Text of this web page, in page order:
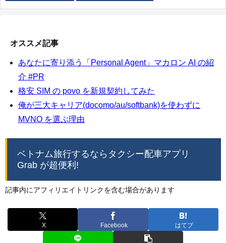
オススメ記事
あなたに寄り添う「Personal Agent」マカロン AI の紹
介 #PR
格安 SIM の povo を新規契約してみた
俺が三大キャリア(docomo/au/softbank)を使わずに
MVNO を選ぶ理由
ベトナム旅行するならタクシー配車アプリ
Grab が超便利!
記事内にアフィリエイトリンクを含む場合があります
X Facebook はてブ